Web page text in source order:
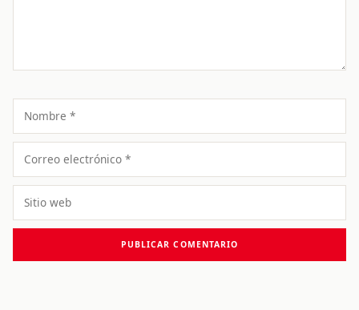
Nombre
Correo
electrónico
Sitio
web